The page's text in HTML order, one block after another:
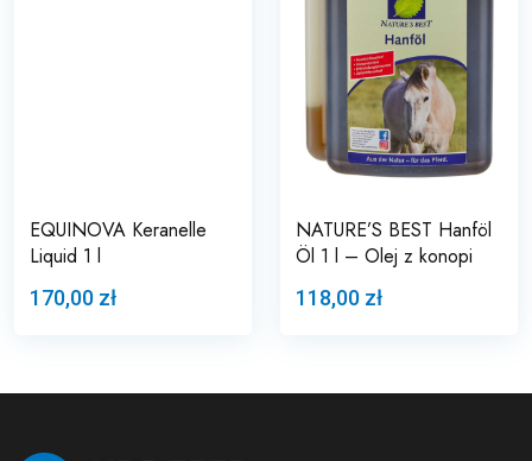
EQUINOVA Keranelle
Liquid 1 l
170,00 zł
NATURE’S BEST Hanföl
Öl 1 l – Olej z konopi
118,00 zł